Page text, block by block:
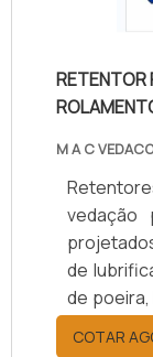
RETENTOR
M A C
vedação
de
de
em
COTAR